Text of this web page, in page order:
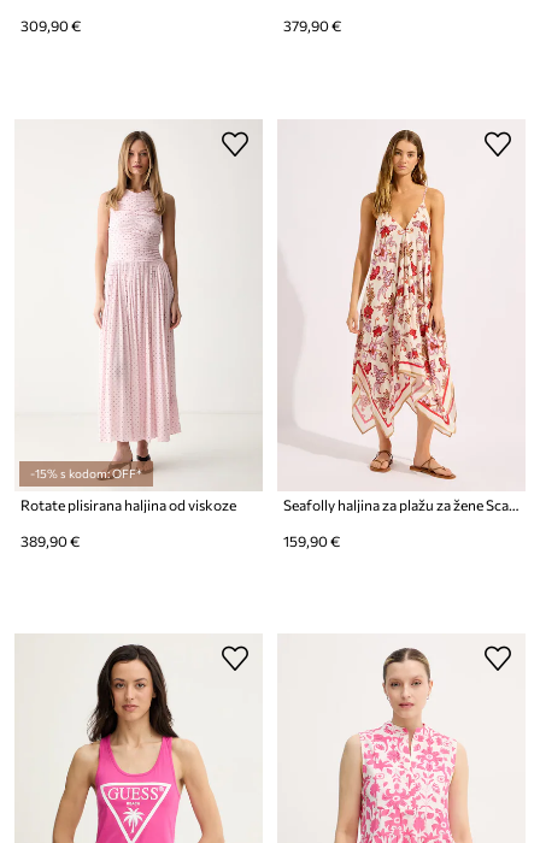
309,90 € 379,90 €
-15% s kodom: OFF*
Rotate plisirana haljina od viskoze
389,90 € 159,90 €